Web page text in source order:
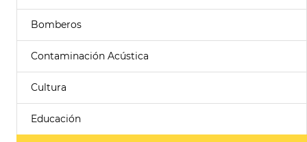
Bomberos
Contaminación Acústica
Cultura
Educación